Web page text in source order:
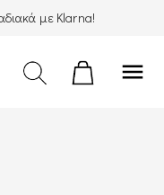
με Klarna!
menu